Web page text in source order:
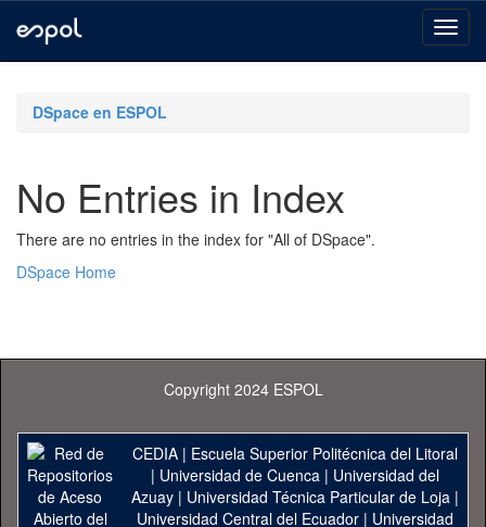
navigationDSpace en ESPOL
No Entries in Index
There are no entries in the index for "All of DSpace".
DSpace Home
Copyright 2024 ESPOL
CEDIA| Escuela Superior Politécnica del Litoral
| Universidad de Cuenca| Universidad del
Azuay| Universidad Técnica Particular de Loja|
Universidad Central del Ecuador| Universidad